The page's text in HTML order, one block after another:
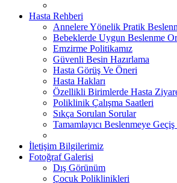
Hasta Rehberi
Annelere Yönelik Pratik
Bebeklerde Uygun Beslenme
Emzirme Politikamız
Güvenli Besin Hazırlama
Hasta Görüş Ve Öneri
Hasta Hakları
Özellikli Birimlerde Hasta
Poliklinik Çalışma Saatleri
Sıkça Sorulan Sorular
Tamamlayıcı Beslenmeye Geçiş
İletişim Bilgilerimiz
Fotoğraf Galerisi
Dış Görünüm
Çocuk Poliklinikleri